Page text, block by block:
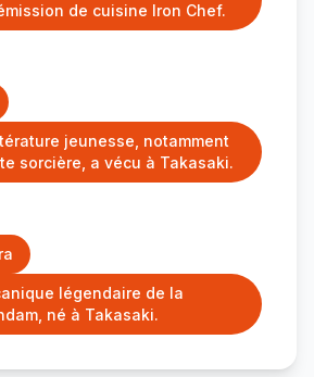
de cuisine Iron Chef.
jeunesse, notamment
sorcière, a vécu à Takasaki.
légendaire de la
né à Takasaki.